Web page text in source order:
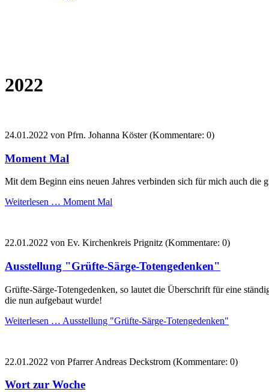
2022
24.01.2022 von Pfrn. Johanna Köster (Kommentare: 0)
Moment Mal
Mit dem Beginn eins neuen Jahres verbinden sich für mich auch die
Weiterlesen … Moment Mal
22.01.2022 von Ev. Kirchenkreis Prignitz (Kommentare: 0)
Ausstellung "Grüfte-Särge-Totengedenken"
Grüfte-Särge-Totengedenken, so lautet die Überschrift für eine
die nun aufgebaut wurde!
Weiterlesen … Ausstellung "Grüfte-Särge-Totengedenken"
22.01.2022 von Pfarrer Andreas Deckstrom (Kommentare: 0)
Wort zur Woche